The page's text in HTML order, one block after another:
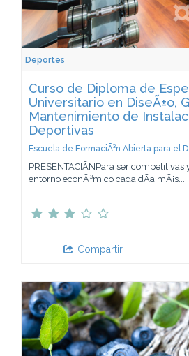
Deportes
Curso de Diploma de
Universitario en DiseÃ±o,
Mantenimiento de
Deportivas
Escuela de FormaciÃ³n Abierta para el
PRESENTACIÃNPara ser
entorno econÃ³mico cada dÃ­a mÃ¡s...
Compartir